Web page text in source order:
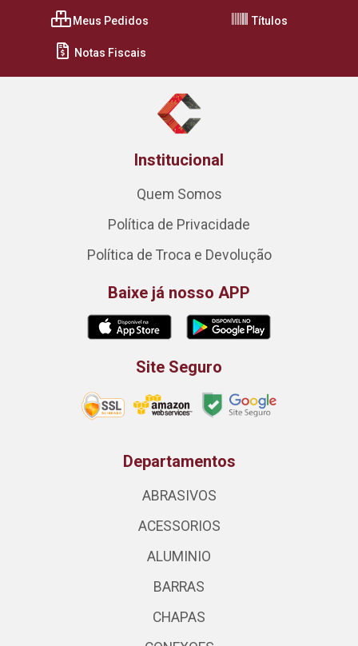
Meus Pedidos Títulos
Notas Fiscais
Institucional
Quem Somos
Política de Privacidade
Política de Troca e Devolução
Baixe já nosso APP
Site Seguro
Departamentos
ABRASIVOS
ACESSORIOS
ALUMINIO
BARRAS
CHAPAS